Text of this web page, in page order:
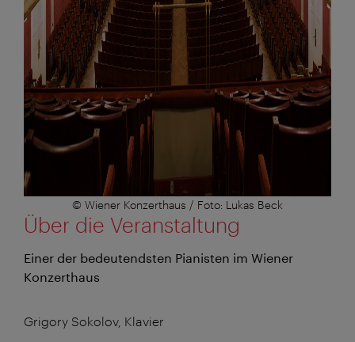
© Wiener Konzerthaus / Foto: Lukas Beck
Über die Veranstaltung
Einer der bedeutendsten Pianisten im Wiener
Konzerthaus
Grigory Sokolov, Klavier